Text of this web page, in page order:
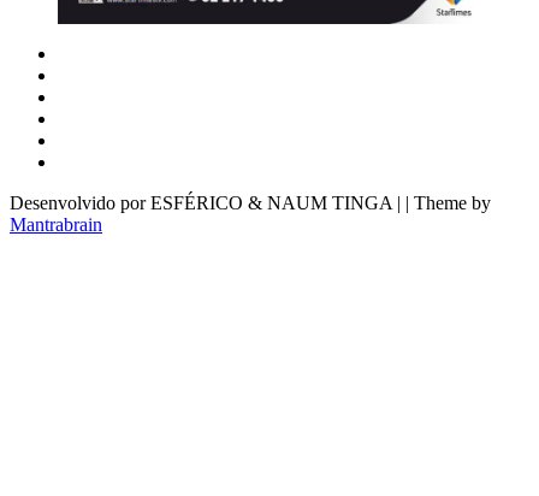
Desenvolvido por ESFÉRICO & NAUM TINGA | | Theme by
Mantrabrain